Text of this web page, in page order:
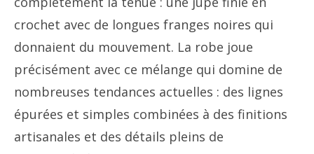
crochet avec de longues franges noires qui
donnaient du mouvement. La robe joue
précisément avec ce mélange qui domine de
nombreuses tendances actuelles : des lignes
épurées et simples combinées à des finitions
artisanales et des détails pleins de